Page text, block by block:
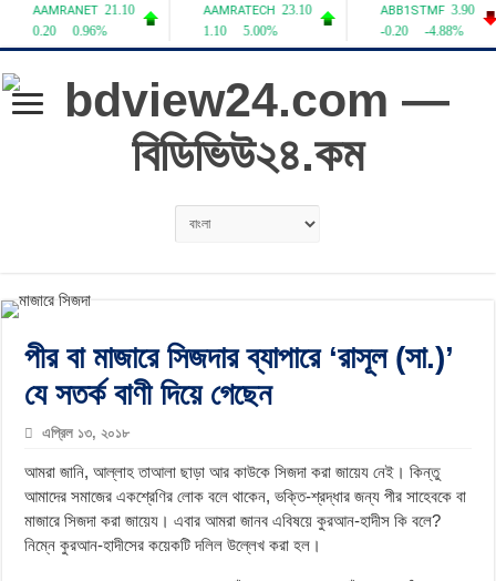
পীর বা মাজারে সিজদার ব্যাপারে ‘রাসূল (সা.)’
যে সতর্ক বাণী দিয়ে গেছেন
এপ্রিল ১৩, ২০১৮
আমরা জানি, আল্লাহ তাআলা ছাড়া আর কাউকে সিজদা করা জায়েয নেই। কিন্তু
আমাদের সমাজের একশ্রেণির লোক বলে থাকেন, ভক্তি-শ্রদ্ধার জন্য পীর সাহেবকে বা
মাজারে সিজদা করা জায়েয। এবার আমরা জানব এবিষয়ে কুরআন-হাদীস কি বলে?
নিম্নে কুরআন-হাদীসের কয়েকটি দলিল উল্লেখ করা হল।